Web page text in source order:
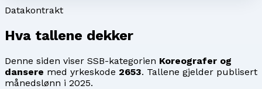
Datakontrakt
Hva tallene dekker
Denne siden viser SSB-kategorien Koreografer og
dansere med yrkeskode 2653. Tallene gjelder publisert
månedslønn i 2025.